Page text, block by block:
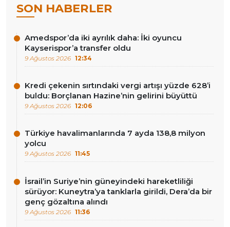
SON HABERLER
Amedspor’da iki ayrılık daha: İki oyuncu
Kayserispor’a transfer oldu
9 Ağustos 2026 12:34
Kredi çekenin sırtındaki vergi artışı yüzde 628’i
buldu: Borçlanan Hazine’nin gelirini büyüttü
9 Ağustos 2026 12:06
Türkiye havalimanlarında 7 ayda 138,8 milyon
yolcu
9 Ağustos 2026 11:45
İsrail’in Suriye’nin güneyindeki hareketliliği
sürüyor: Kuneytra’ya tanklarla girildi, Dera’da bir
genç gözaltına alındı
9 Ağustos 2026 11:36